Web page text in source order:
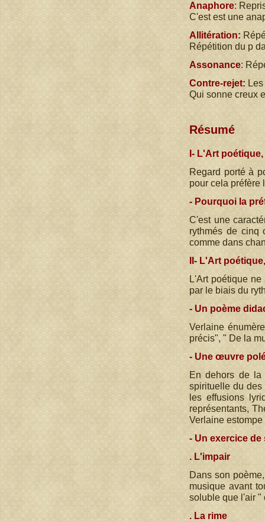
Anaphore:
C'est est une
Allitération:
Répétition du p
Assonance:
Contre-rejet:
Qui sonne creux
Résumé
I- L'Art
Regard porté à
pour cela préfère
- Pourquoi la
C'est une
rythmés de cinq
comme dans
II- L'Art
L'Art poétique
par le biais du
- Un poème
Verlaine
précis", " De la
- Une œuvre
En dehors de
spirituelle du des
les effusions
représentants,
Verlaine
- Un exercice de
. L'impair
Dans son
musique avant
soluble que l'air "
. La rime